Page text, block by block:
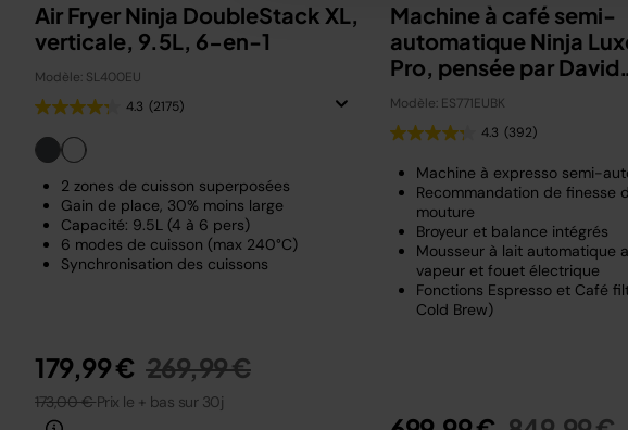
Air Fryer Ninja DoubleStack XL,
verticale, 9.5L, 6-en-1
Modèle: SL400EU
4.3 (2175)
2 zones de cuisson superposées
Gain de place, 30% moins large
Capacité: 9.5L (4 à 6 pers)
6 modes de cuisson (max 240°C)
Synchronisation des cuissons
179,99 € Prix réduit de
269,99 €au
173,00 €Prix le + bas sur 30j
Machine à café semi-
automatique Ninja
Pro, pensée par David
Beckham
Modèle: ES771EUBK
4.3 (392)
Machine à expresso semi-
Recommandation de finesse
mouture
Broyeur et balance intégrés
Mousseur à lait automatique
vapeur et fouet électrique
Fonctions Espresso et Café
Cold Brew)